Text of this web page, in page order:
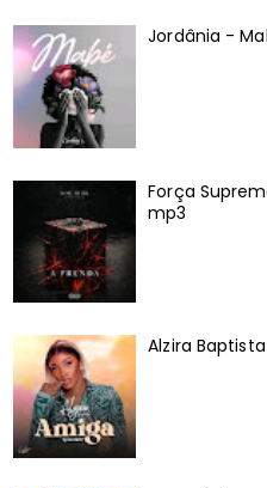
Jordânia -
Força
mp3
Alzira